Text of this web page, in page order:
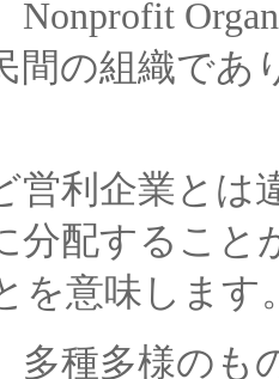
間の組織であ
利企業とは
分配すること
を意味します
種多様のも